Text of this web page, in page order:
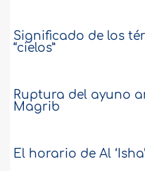
Significado de los
“cielos”
Ruptura del ayuno
Magrib
El horario de Al ‘Isha’